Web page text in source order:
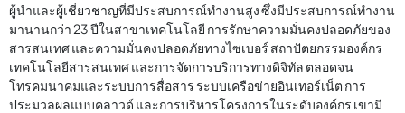
ผู้นำและผู้เชี่ยวชาญที่มีประสบการณ์ทำงานสูง ซึ่งมีประสบการณ์ทำงาน
มานานกว่า 23 ปีในสาขาเทคโนโลยี การรักษาความมั่นคงปลอดภัยของ
สารสนเทศ และความมั่นคงปลอดภัยทางไซเบอร์ สถาปัตยกรรมองค์กร
เทคโนโลยีสารสนเทศ และการจัดการบริการทางดิจิทัล ตลอดจน
โทรคมนาคมและระบบการสื่อสาร ระบบเครือข่ายอินเทอร์เน็ต การ
ประมวลผลแบบคลาวด์ และการบริหารโครงการในระดับองค์กร เขามี